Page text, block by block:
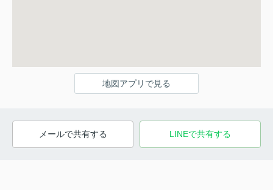
地図アプリで見る
メールで共有する LINEで共有する